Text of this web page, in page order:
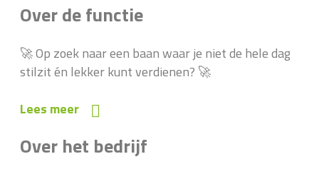
Over de functie
🚀 Op zoek naar een baan waar je niet de hele dag
stilzit én lekker kunt verdienen? 🚀
Lees meer
Over het bedrijf